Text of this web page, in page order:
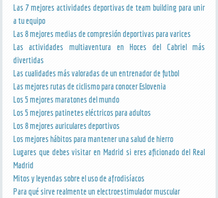
Las 7 mejores actividades deportivas de team building para unir
a tu equipo
Las 8 mejores medias de compresión deportivas para varices
Las actividades multiaventura en Hoces del Cabriel más
divertidas
Las cualidades más valoradas de un entrenador de futbol
Las mejores rutas de ciclismo para conocer Eslovenia
Los 5 mejores maratones del mundo
Los 5 mejores patinetes eléctricos para adultos
Los 8 mejores auriculares deportivos
Los mejores hábitos para mantener una salud de hierro
Lugares que debes visitar en Madrid si eres aficionado del Real
Madrid
Mitos y leyendas sobre el uso de afrodisíacos
Para qué sirve realmente un electroestimulador muscular